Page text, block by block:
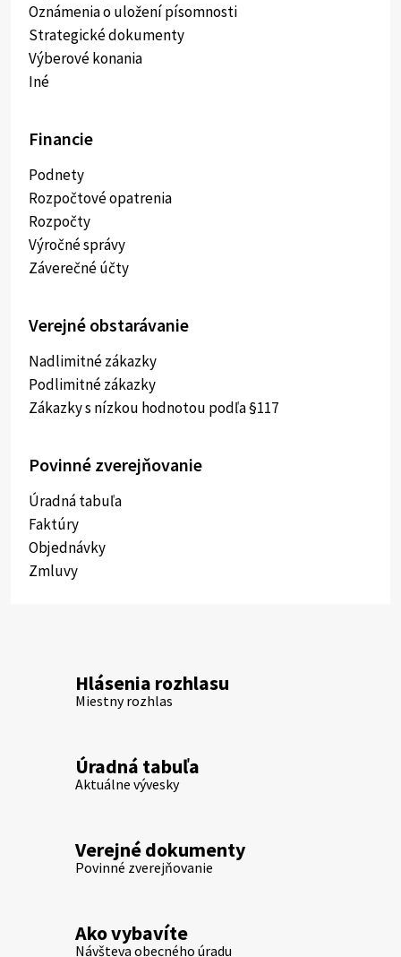
Oznámenia o uložení písomnosti
Strategické dokumenty
Výberové konania
Iné
Financie
Podnety
Rozpočtové opatrenia
Rozpočty
Výročné správy
Záverečné účty
Verejné obstarávanie
Nadlimitné zákazky
Podlimitné zákazky
Zákazky s nízkou hodnotou podľa §117
Povinné zverejňovanie
Úradná tabuľa
Faktúry
Objednávky
Zmluvy
Hlásenia rozhlasu
Miestny rozhlas
Úradná tabuľa
Aktuálne vývesky
Verejné dokumenty
Povinné zverejňovanie
Ako vybavíte
Návšteva obecného úradu